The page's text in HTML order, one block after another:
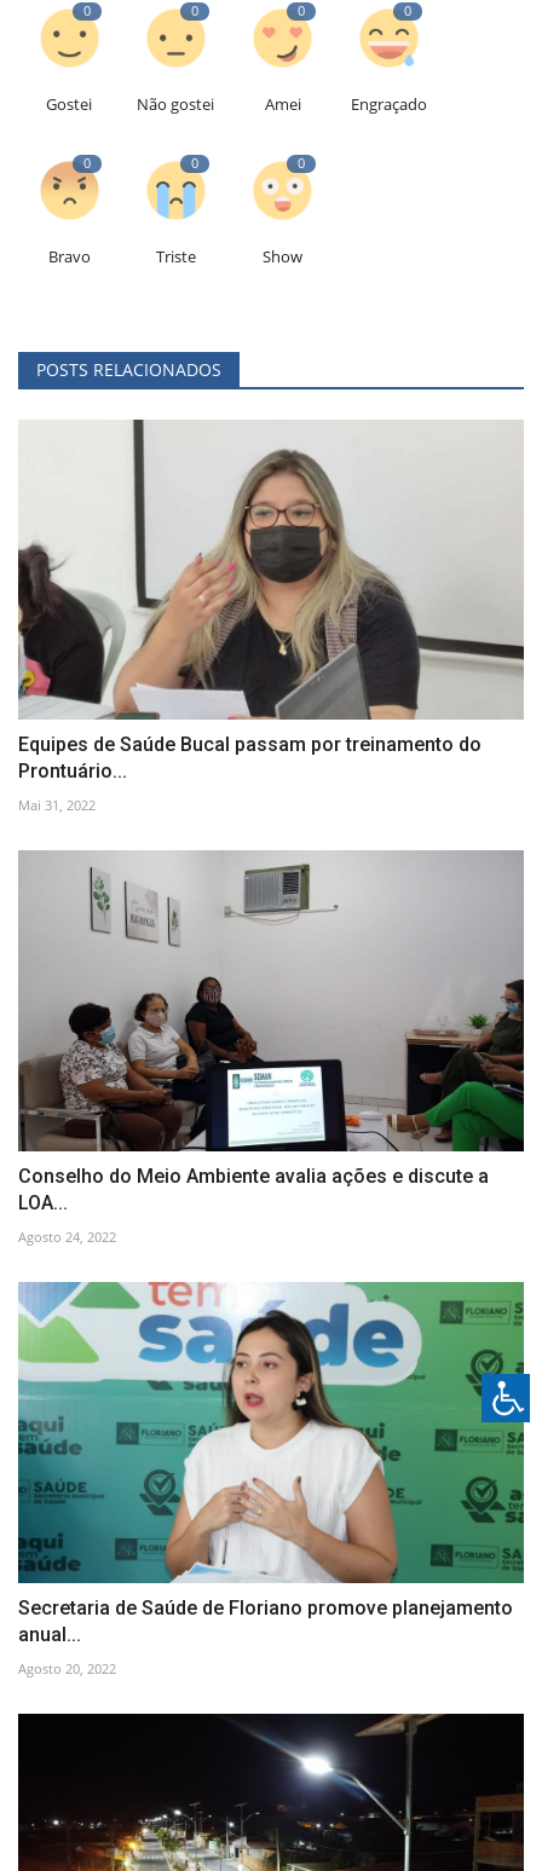
0
Gostei
0
Não gostei
0
Amei
0
Engraçado
0
Bravo
0
Triste
0
Show
POSTS RELACIONADOS
Equipes de Saúde Bucal passam por treinamento do
Prontuário...
Mai 31, 2022
Conselho do Meio Ambiente avalia ações e discute a
LOA...
Agosto 24, 2022
Secretaria de Saúde de Floriano promove planejamento
anual...
Agosto 20, 2022